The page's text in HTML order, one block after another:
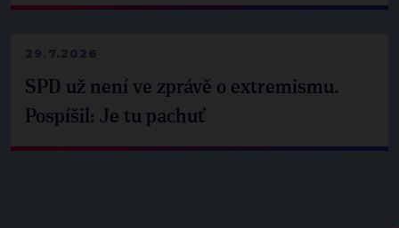
29.7.2026
SPD už není ve zprávě o extremismu.
Pospíšil: Je tu pachuť